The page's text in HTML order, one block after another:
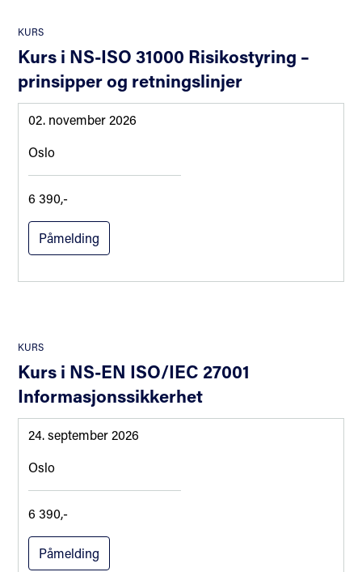
KURS
Kurs i NS-ISO 31000 Risikostyring –
prinsipper og retningslinjer
02. november 2026
Oslo
6 390,-
Påmelding
KURS
Kurs i NS-EN ISO/IEC 27001
Informasjonssikkerhet
24. september 2026
Oslo
6 390,-
Påmelding